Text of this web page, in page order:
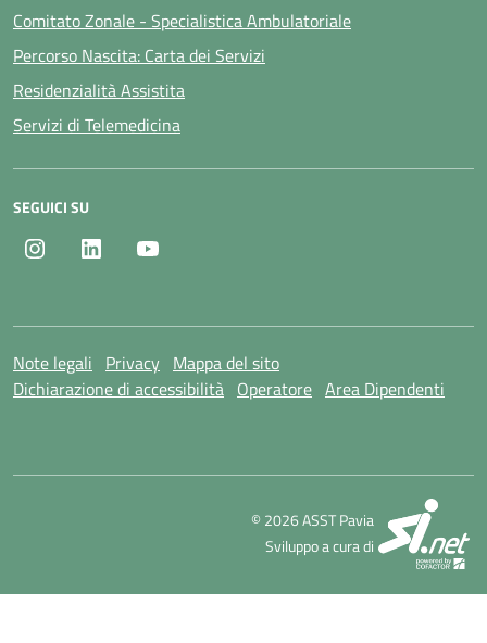
Comitato Zonale - Specialistica Ambulatoriale
Percorso Nascita: Carta dei Servizi
Residenzialità Assistita
Servizi di Telemedicina
SEGUICI SU
Instagram LinkedIn
Note legali Privacy Mappa del sito
Dichiarazione di accessibilità Operatore Area Dipendenti
© 2026 ASST Pavia
Sviluppo a cura di